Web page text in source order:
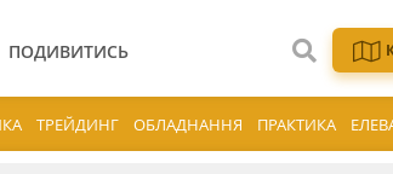
ПОДИВИТИСЬ
ТРЕЙДИНГ ОБЛАДНАННЯ ПРАКТИКА